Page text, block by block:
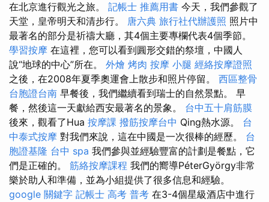
在北京進行觀光之旅。 記帳士 推薦用書 今天，我們參觀了
天堂，皇帝明天和清步行。 唐六典 旅行社代辦護照 照片中
最著名的部分是祈禱大廳，其4個主要專欄代表4個季節。
學習按摩 在這裡，您可以看到圓形交錯的祭壇，中國人
說“地球的中心”所在。 外燴 烤肉 按摩 小腿 經絡按摩證照
之後，在2008年夏季奧運會上散步和照片停留。 西區整骨
台胞證台南 早餐後，我們繼續看到瑞士的自然景點。 早
餐，然後這一天獻給西安最著名的景象。 台中五十肩筋膜
後來，觀看了Hua 按摩課 撥筋按摩台中 Qing熱水源。 台
中泰式按摩 對我們來說，這在中國是一次很棒的經歷。 台
胞證基隆 台中 spa 我們參與並經驗豐富的計劃是餐點，它
們是正確的。 筋絡按摩課程 我們的嚮導PéterGyörgy非常
樂於助人和準備，並為小組提供了很多信息和經驗。
google 關鍵字 記帳士 高考 普考 在3-4個星級酒店中進行